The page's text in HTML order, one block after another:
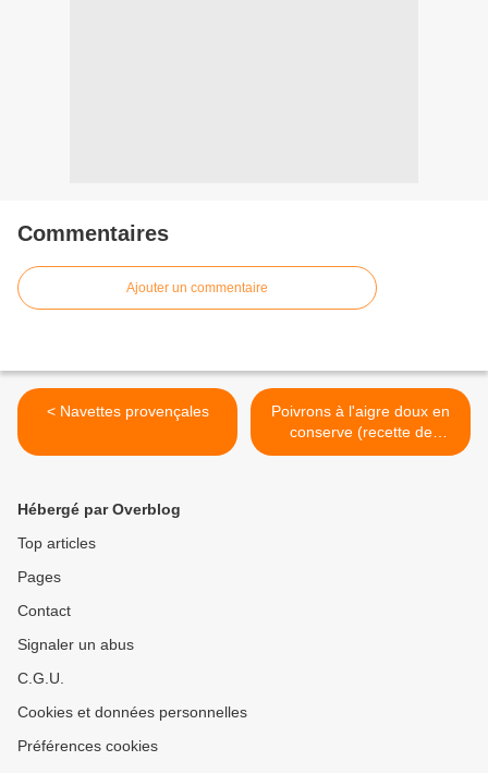
Commentaires
Ajouter un commentaire
< Navettes provençales
Poivrons à l'aigre doux en
conserve (recette de
Roumanie) >
Hébergé par Overblog
Top articles
Pages
Contact
Signaler un abus
C.G.U.
Cookies et données personnelles
Préférences cookies